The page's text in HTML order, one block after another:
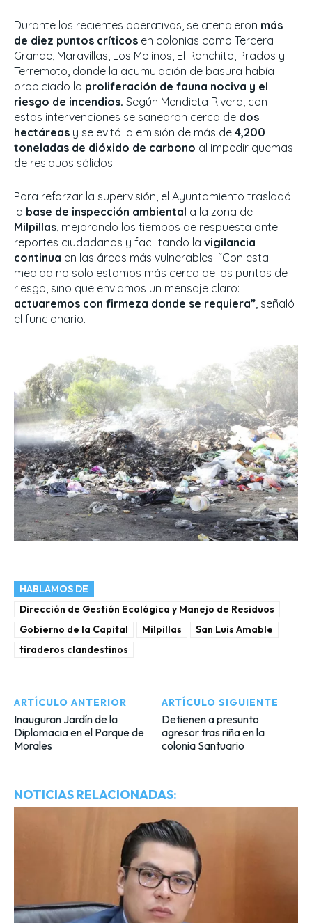
Durante los recientes operativos, se atendieron más
de diez puntos críticos en colonias como Tercera
Grande, Maravillas, Los Molinos, El Ranchito, Prados y
Terremoto, donde la acumulación de basura había
propiciado la proliferación de fauna nociva y el
riesgo de incendios. Según Mendieta Rivera, con
estas intervenciones se sanearon cerca de dos
hectáreas y se evitó la emisión de más de 4,200
toneladas de dióxido de carbono al impedir quemas
de residuos sólidos.
Para reforzar la supervisión, el Ayuntamiento trasladó
la base de inspección ambiental a la zona de
Milpillas, mejorando los tiempos de respuesta ante
reportes ciudadanos y facilitando la vigilancia
continua en las áreas más vulnerables. “Con esta
medida no solo estamos más cerca de los puntos de
riesgo, sino que enviamos un mensaje claro:
actuaremos con firmeza donde se requiera”, señaló
el funcionario.
HABLAMOS DE
Dirección de Gestión Ecológica y Manejo de Residuos
Gobierno de la Capital
Milpillas
San Luis Amable
tiraderos clandestinos
ARTÍCULO ANTERIOR
Inauguran Jardín de la
Diplomacia en el Parque de
Morales
ARTÍCULO SIGUIENTE
Detienen a presunto
agresor tras riña en la
colonia Santuario
NOTICIAS RELACIONADAS: